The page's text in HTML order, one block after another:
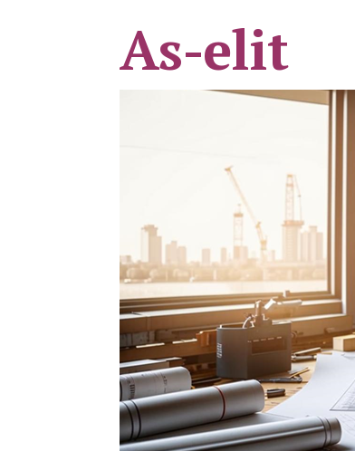
As-elit